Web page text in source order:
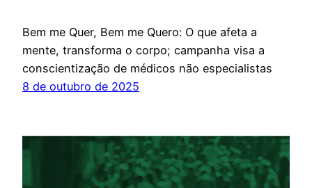
Bem me Quer, Bem me Quero: O que afeta a
mente, transforma o corpo; campanha visa a
conscientização de médicos não especialistas
8 de outubro de 2025